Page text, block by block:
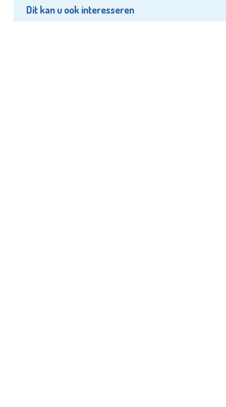
Dit kan u ook interesseren